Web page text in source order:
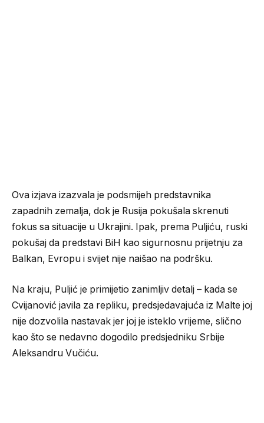
Ova izjava izazvala je podsmijeh predstavnika
zapadnih zemalja, dok je Rusija pokušala skrenuti
fokus sa situacije u Ukrajini. Ipak, prema Puljiću, ruski
pokušaj da predstavi BiH kao sigurnosnu prijetnju za
Balkan, Evropu i svijet nije naišao na podršku.
Na kraju, Puljić je primijetio zanimljiv detalj – kada se
Cvijanović javila za repliku, predsjedavajuća iz Malte joj
nije dozvolila nastavak jer joj je isteklo vrijeme, slično
kao što se nedavno dogodilo predsjedniku Srbije
Aleksandru Vučiću.